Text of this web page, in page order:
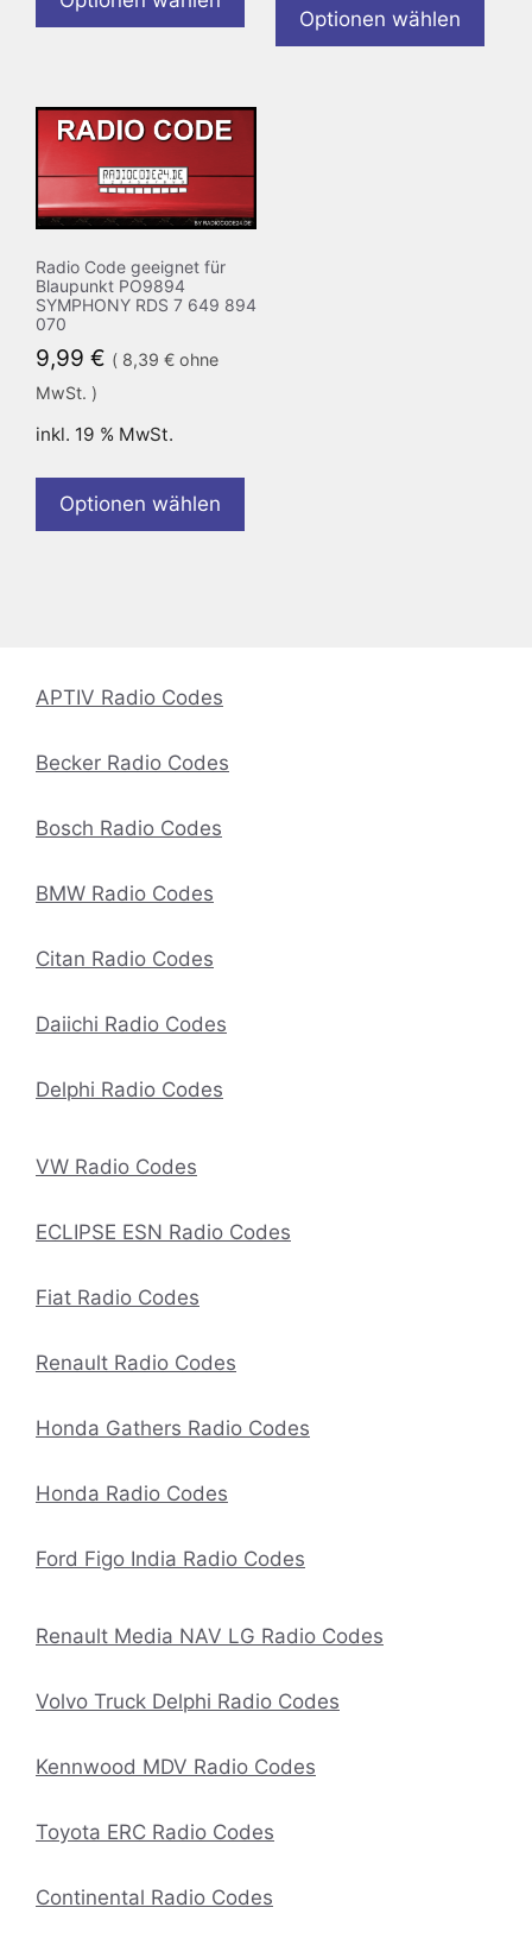
Optionen wählen
Radio Code geeignet für
Blaupunkt PO9894
SYMPHONY RDS 7 649 894
070
9,99 € ( 8,39 € ohne
MwSt. )
inkl. 19 % MwSt.
Optionen wählen
APTIV Radio Codes
Becker Radio Codes
Bosch Radio Codes
BMW Radio Codes
Citan Radio Codes
Daiichi Radio Codes
Delphi Radio Codes
VW Radio Codes
ECLIPSE ESN Radio Codes
Fiat Radio Codes
Renault Radio Codes
Honda Gathers Radio Codes
Honda Radio Codes
Ford Figo India Radio Codes
Renault Media NAV LG Radio Codes
Volvo Truck Delphi Radio Codes
Kennwood MDV Radio Codes
Toyota ERC Radio Codes
Continental Radio Codes